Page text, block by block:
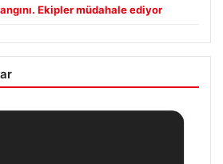
Ekipler müdahale ediyor